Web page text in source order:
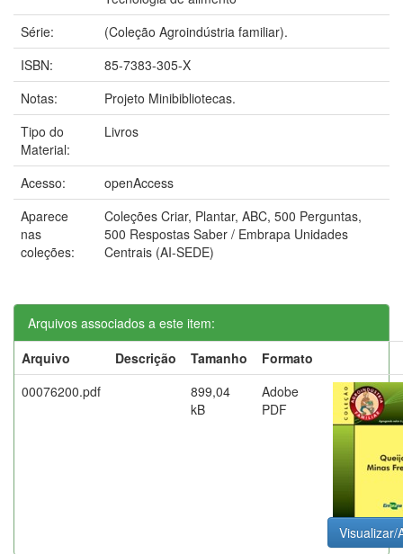
Série:
(Coleção Agroindústria familiar).
ISBN:
85-7383-305-X
Notas:
Projeto Minibibliotecas.
Tipo do
Material:
Livros
Acesso:
openAccess
Aparece
nas
coleções:
Coleções Criar, Plantar, ABC, 500 Perguntas,
500 Respostas Saber / Embrapa Unidades
Centrais (AI-SEDE)
Arquivos associados a este item:
Arquivo
Descrição Tamanho
Formato
00076200.pdf
899,04
kB
Adobe
PDF
Visualizar/